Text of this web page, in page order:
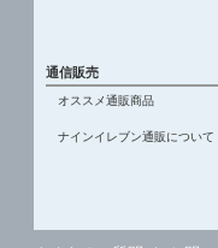
通信販売
オススメ通販商品
ナインイレブン通販について